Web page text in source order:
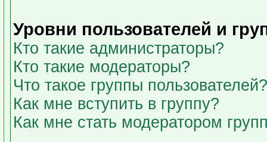
Уровни пользователей и
Кто такие администраторы?
Кто такие модераторы?
Что такое группы пользователей?
Как мне вступить в группу?
Как мне стать модератором